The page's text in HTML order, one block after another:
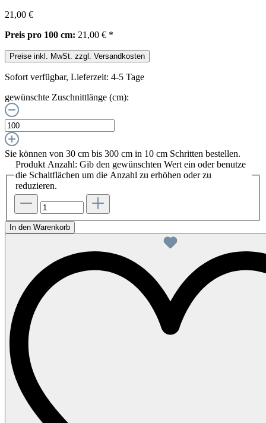
21,00 €
Preis pro 100 cm: 21,00 € *
Preise inkl. MwSt. zzgl. Versandkosten
Sofort verfügbar, Lieferzeit: 4-5 Tage
gewünschte Zuschnittlänge (cm):
Sie können von 30 cm bis 300 cm in 10 cm Schritten bestellen.
Produkt Anzahl: Gib den gewünschten Wert ein oder benutze
die Schaltflächen um die Anzahl zu erhöhen oder zu
reduzieren.
In den Warenkorb